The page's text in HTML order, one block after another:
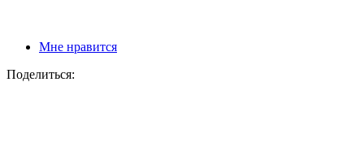
Мне нравится
Поделиться: